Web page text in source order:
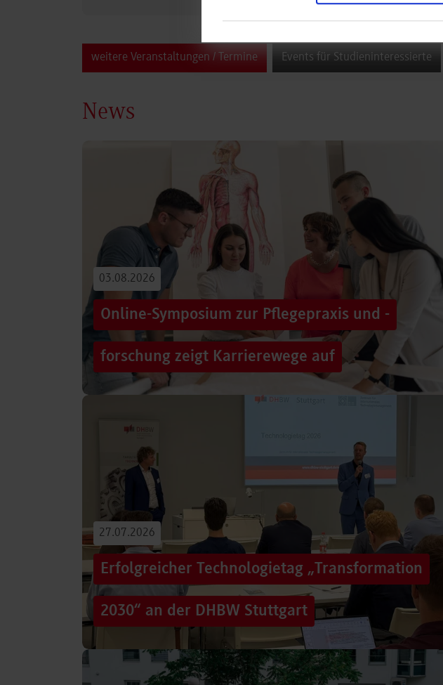
weitere Veranstaltungen / Termine Events für Studieninteressierte
News
03.08.2026
Online-Symposium zur Pflegepraxis und -
forschung zeigt Karrierewege auf
Von der Promotion in Australien über die Weiterentwicklung
Führungsaufgaben – Drei…
Beitrag lesen
27.07.2026
Erfolgreicher Technologietag „Transformation
2030“ an der DHBW Stuttgart
Wie gelingt Transformation in einer Zeit, in der sich Technologien, Märkte
und gesellschaftliche Rahmenbedingungen immer schneller verändern?
Genau…